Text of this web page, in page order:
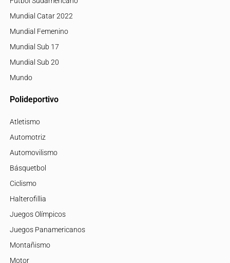
Mundial Catar 2022
Mundial Femenino
Mundial Sub 17
Mundial Sub 20
Mundo
Polideportivo
Atletismo
Automotriz
Automovilismo
Básquetbol
Ciclismo
Halterofillia
Juegos Olímpicos
Juegos Panamericanos
Montañismo
Motor